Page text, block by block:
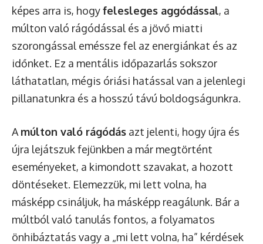
képes arra is, hogyfelesleges aggódással, a
múlton való rágódással és a jövő miatti
szorongással eméssze fel az energiánkat és az
időnket. Ez a mentális időpazarlás sokszor
láthatatlan, mégis óriási hatással van a jelenlegi
pillanatunkra és a hosszú távú boldogságunkra.
A múlton való rágódás azt jelenti, hogy újra és
újra lejátszuk fejünkben a már megtörtént
eseményeket, a kimondott szavakat, a hozott
döntéseket. Elemezzük, mi lett volna, ha
másképp csináljuk, ha másképp reagálunk. Bár a
múltból való tanulás fontos, a folyamatos
önhibáztatás vagy a „mi lett volna, ha” kérdések